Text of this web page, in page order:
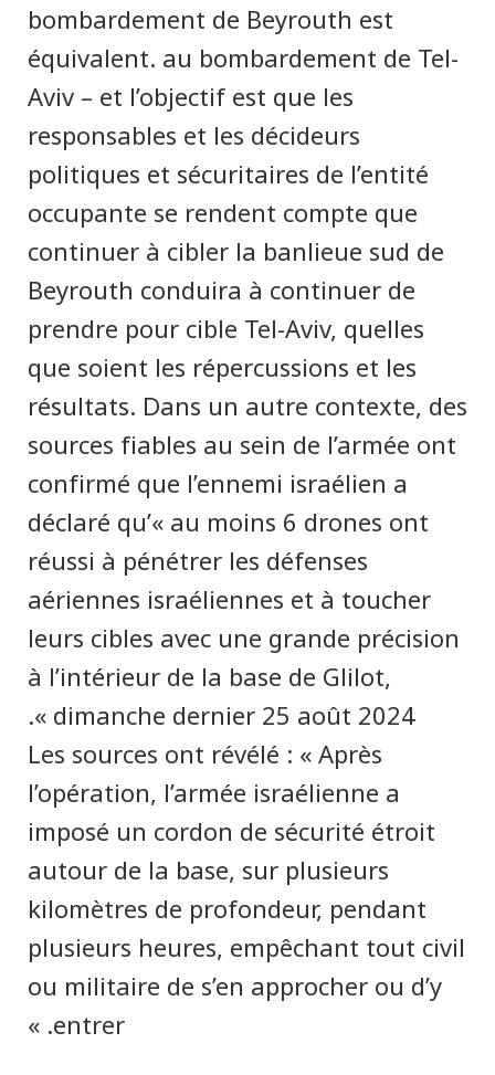
bombardement de Beyrouth est
équivalent. au bombardement de Tel-
Aviv – et l’objectif est que les
responsables et les décideurs
politiques et sécuritaires de l’entité
occupante se rendent compte que
continuer à cibler la banlieue sud de
Beyrouth conduira à continuer de
prendre pour cible Tel-Aviv, quelles
que soient les répercussions et les
résultats. Dans un autre contexte, des
sources fiables au sein de l’armée ont
confirmé que l’ennemi israélien a
déclaré qu’« au moins 6 drones ont
réussi à pénétrer les défenses
aériennes israéliennes et à toucher
leurs cibles avec une grande précision
à l’intérieur de la base de Glilot,
dimanche dernier 25 août 2024 ».
Les sources ont révélé : « Après
l’opération, l’armée israélienne a
imposé un cordon de sécurité étroit
autour de la base, sur plusieurs
kilomètres de profondeur, pendant
plusieurs heures, empêchant tout civil
ou militaire de s’en approcher ou d’y
entrer. »